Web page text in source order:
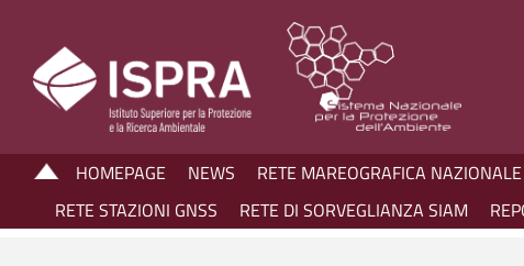
HOMEPAGE NEWS RETE MAREOGRAFICA NAZIONALE
RETE STAZIONI GNSS
RETE DI SORVEGLIANZA SIAM